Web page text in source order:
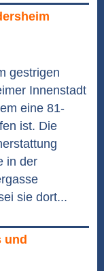
gestrigen
Innenstadt
eine 81-
ist. Die
in der
sie dort...
und